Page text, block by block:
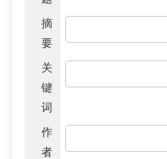
摘
要
关
键
词
作
者